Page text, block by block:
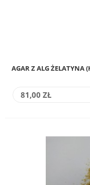
AGAR Z ALG ŻELATYNA
81,00 ZŁ